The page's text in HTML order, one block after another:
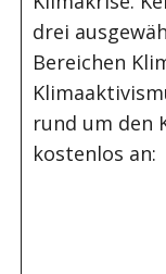
drei
Bereichen
rund um den
kostenlos an: